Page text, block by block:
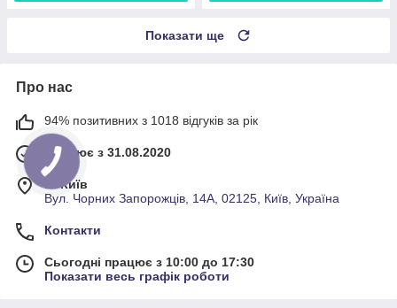
Показати ще
Про нас
94% позитивних з 1018 відгуків за рік
Працює з 31.08.2020
м. Київ
Вул. Чорних Запорожців, 14А, 02125, Київ, Україна
Контакти
Сьогодні працює з 10:00 до 17:30
Показати весь графік роботи